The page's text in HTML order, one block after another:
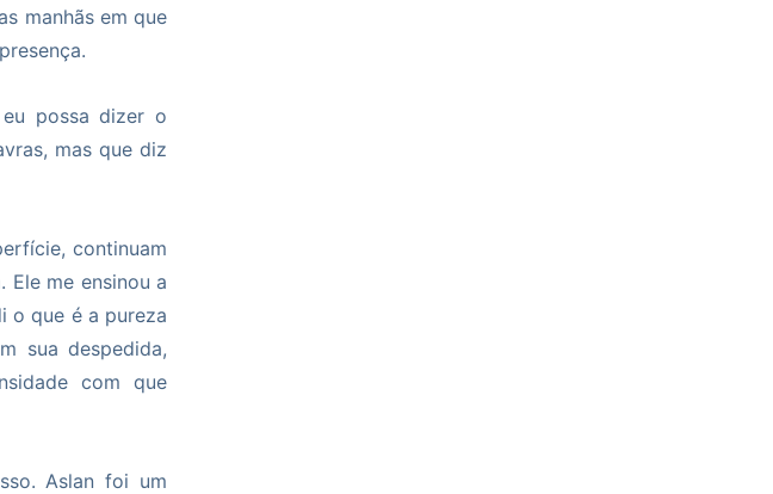
manhãs em que
possa dizer o
mas que diz
continuam
Ele me ensinou a
o que é a pureza
sua despedida,
com que
Aslan foi um